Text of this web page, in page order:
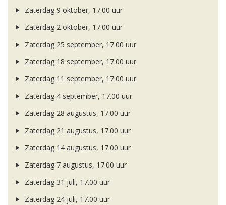
Zaterdag 9 oktober, 17.00 uur
Zaterdag 2 oktober, 17.00 uur
Zaterdag 25 september, 17.00 uur
Zaterdag 18 september, 17.00 uur
Zaterdag 11 september, 17.00 uur
Zaterdag 4 september, 17.00 uur
Zaterdag 28 augustus, 17.00 uur
Zaterdag 21 augustus, 17.00 uur
Zaterdag 14 augustus, 17.00 uur
Zaterdag 7 augustus, 17.00 uur
Zaterdag 31 juli, 17.00 uur
Zaterdag 24 juli, 17.00 uur